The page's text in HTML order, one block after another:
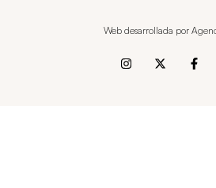
Web desarrollada por